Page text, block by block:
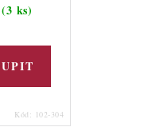
(3 ks)
Kód: 102-304